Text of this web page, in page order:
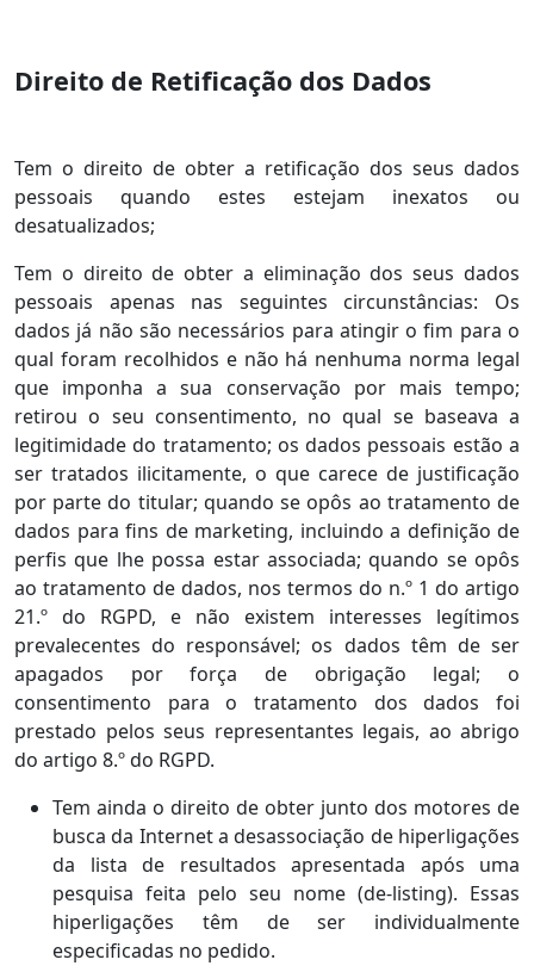
Direito de Retificação dos Dados
Tem o direito de obter a retificação dos seus dados
pessoais quando estes estejam inexatos ou
desatualizados;
Tem o direito de obter a eliminação dos seus dados
pessoais apenas nas seguintes circunstâncias: Os
dados já não são necessários para atingir o fim para o
qual foram recolhidos e não há nenhuma norma legal
que imponha a sua conservação por mais tempo;
retirou o seu consentimento, no qual se baseava a
legitimidade do tratamento; os dados pessoais estão a
ser tratados ilicitamente, o que carece de justificação
por parte do titular; quando se opôs ao tratamento de
dados para fins de marketing, incluindo a definição de
perfis que lhe possa estar associada; quando se opôs
ao tratamento de dados, nos termos do n.º 1 do artigo
21.º do RGPD, e não existem interesses legítimos
prevalecentes do responsável; os dados têm de ser
apagados por força de obrigação legal; o
consentimento para o tratamento dos dados foi
prestado pelos seus representantes legais, ao abrigo
do artigo 8.º do RGPD.
Tem ainda o direito de obter junto dos motores de
busca da Internet a desassociação de hiperligações
da lista de resultados apresentada após uma
pesquisa feita pelo seu nome (de-listing). Essas
hiperligações têm de ser individualmente
especificadas no pedido.